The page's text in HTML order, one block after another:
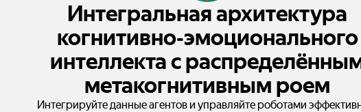
Интегральная архитектура
когнитивно‑эмоционального
интеллекта с
метакогнитивным роем
Интегрируйте данные агентов и управляйте роботами